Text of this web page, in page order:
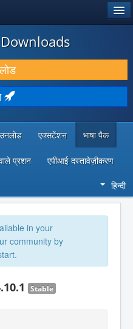
एक्सटेंशन भाषा पैक
प्रशन एपीआई दस्तावेज़ीकरण
हिन्दी
in your
community by
Stable